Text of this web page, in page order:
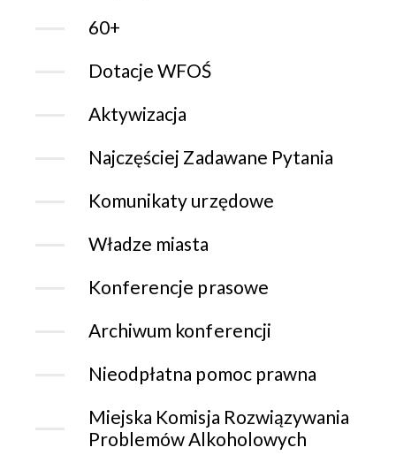
60+
Dotacje WFOŚ
Aktywizacja
Najczęściej Zadawane Pytania
Komunikaty urzędowe
Władze miasta
Konferencje prasowe
Archiwum konferencji
Nieodpłatna pomoc prawna
Miejska Komisja Rozwiązywania
Problemów Alkoholowych